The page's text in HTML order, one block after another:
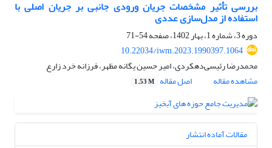
بررسی تأثیر مشخصات جریان ورودی جانبی بر جریان اصلی با
استفاده از مدل‌سازی عددی
دوره 3، شماره 1، بهار 1402، صفحه
54-71
10.22034/iwm.2023.1990397.1064
محمدرضا رئیسی‌دهکردی، امیر حسین یگانه مظهر، فرزانه خرد زارع
مشاهده مقاله
اصل مقاله 1.53 M
مقالات آماده انتشار